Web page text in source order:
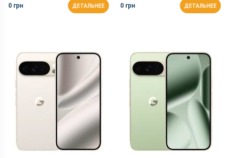
0 грн ДЕТАЛЬНЕЕ 0 грн ДЕТАЛЬНЕЕ